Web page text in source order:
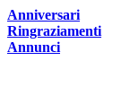
Anniversari
Ringraziamenti
Annunci